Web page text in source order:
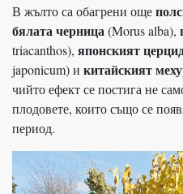
В жълто са обагрени още
бялата черница(Morus alba),
triacanthos), японският
japonicum) и китайският
чийто ефект се постига не
плодовете, които също се
период.